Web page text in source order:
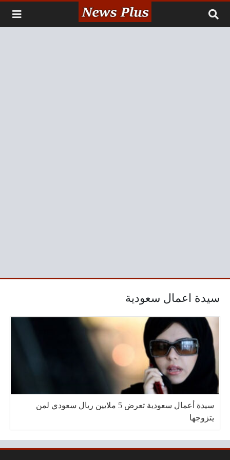
سيدة اعمال سعودية
سيدة أعمال سعودية تعرض 5 ملايين ريال سعودي لمن
يتزوجها